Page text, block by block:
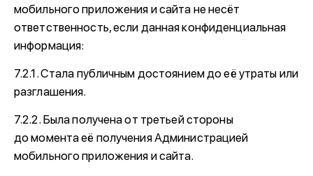
мобильного приложения и сайта не несёт
ответственность, если данная конфиденциальная
информация:
7.2.1. Стала публичным достоянием до её утраты или
разглашения.
7.2.2. Была получена от третьей стороны
до момента её получения Администрацией
мобильного приложения и сайта.